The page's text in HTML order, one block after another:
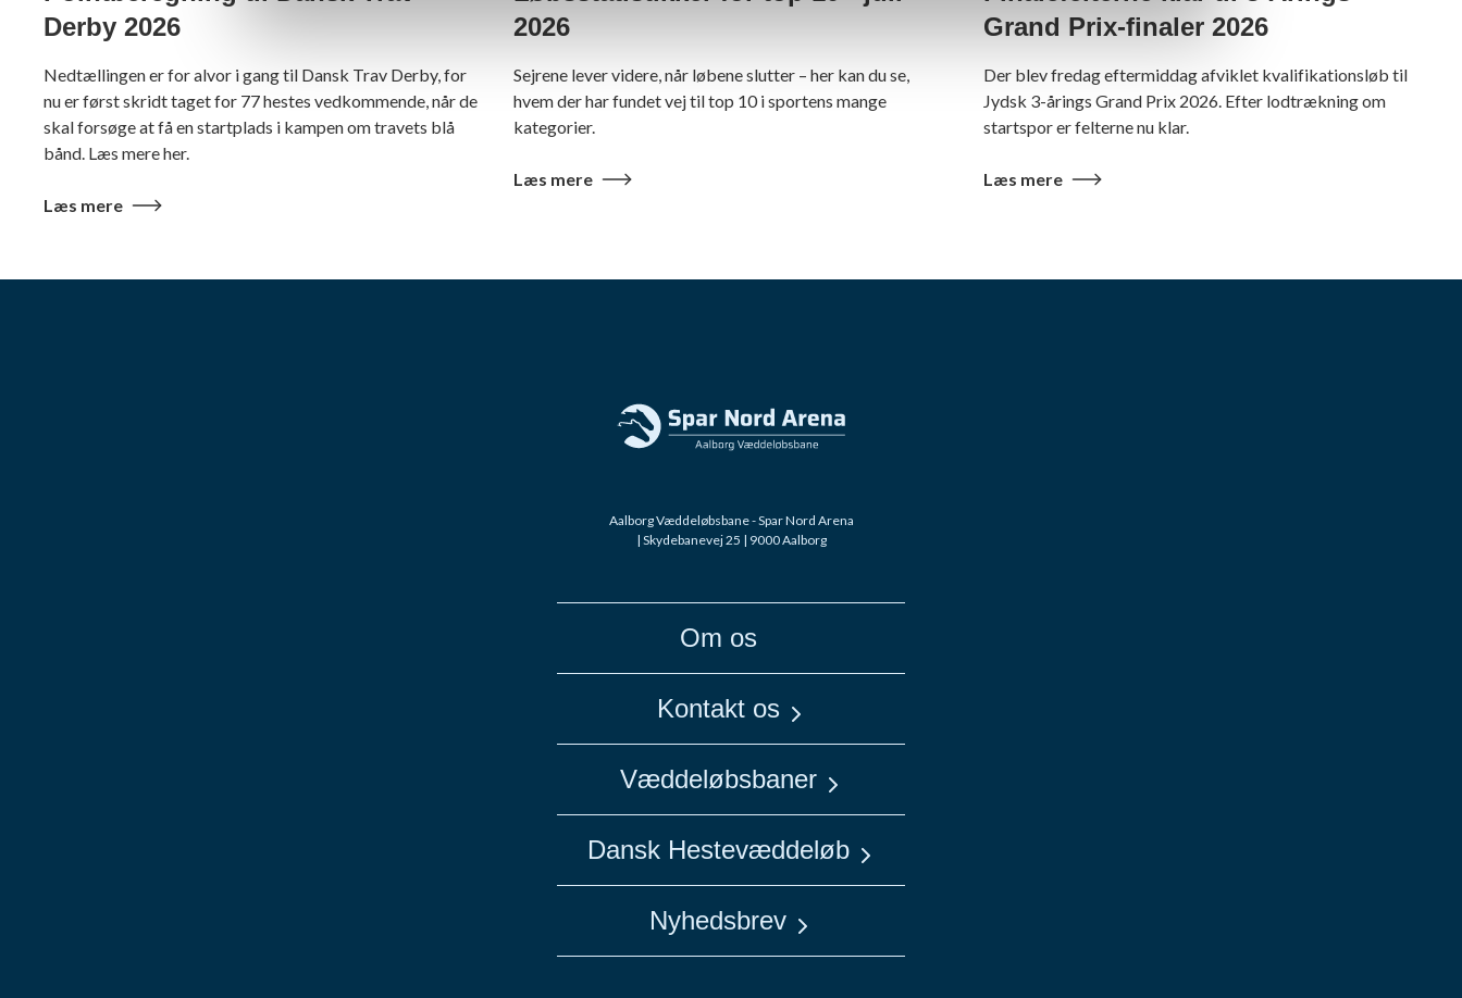
Derby 2026
Nedtællingen er for alvor i gang til Dansk Trav Derby, for
nu er først skridt taget for 77 hestes vedkommende, når de
skal forsøge at få en startplads i kampen om travets blå
bånd. Læs mere her.
Læs mere
2026
Sejrene lever videre, når løbene slutter – her kan du se,
hvem der har fundet vej til top 10 i sportens mange
kategorier.
Læs mere
Grand Prix-finaler 2026
Der blev fredag eftermiddag afviklet kvalifikationsløb til
Jydsk 3-årings Grand Prix 2026. Efter lodtrækning om
startspor er felterne nu klar.
Læs mere
Aalborg Væddeløbsbane - Spar Nord Arena
| Skydebanevej 25 | 9000 Aalborg
Om os
Kontakt os
Væddeløbsbaner
Dansk Hestevæddeløb
Nyhedsbrev